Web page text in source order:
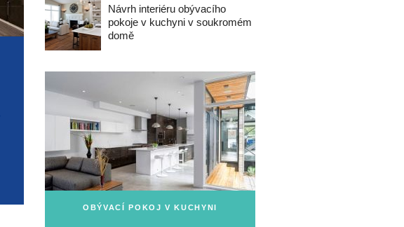
Návrh interiéru obývacího
pokoje v kuchyni v soukromém
domě
OBÝVACÍ POKOJ V KUCHYNI